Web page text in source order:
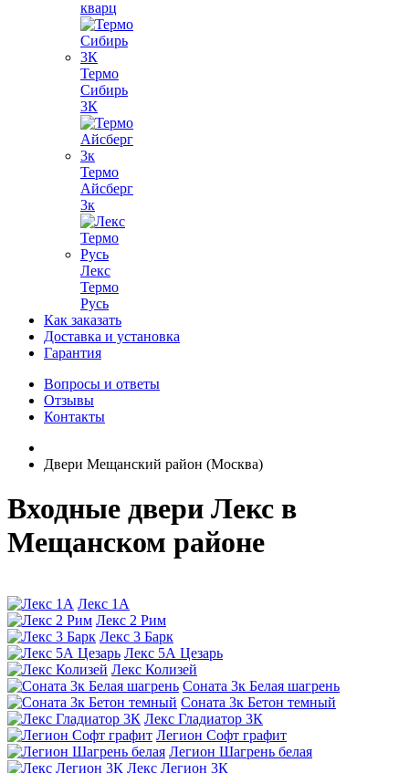
кварц
Термо
Сибирь
3К
Термо
Айсберг
3к
Лекс
Термо
Русь
Как заказать
Доставка и установка
Гарантия
Вопросы и ответы
Отзывы
Контакты
Двери Мещанский район (Москва)
Входные двери Лекс в
Мещанском районе
Лекс 1А
Лекс 2 Рим
Лекс 3 Барк
Лекс 5А Цезарь
Лекс Колизей
Соната 3к Белая шагрень
Соната 3к Бетон темный
Лекс Гладиатор 3К
Легион Софт графит
Легион Шагрень белая
Лекс Легион 3К